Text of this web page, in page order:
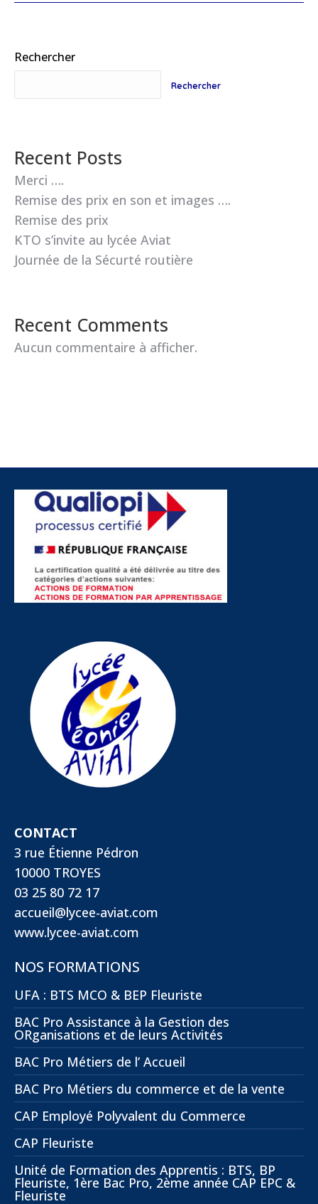
Rechercher
Rechercher
Recent Posts
Merci ….
Remise des prix en son et images ….
Remise des prix
KTO s’invite au lycée Aviat
Journée de la Sécurté routière
Recent Comments
Aucun commentaire à afficher.
CONTACT
3 rue Étienne Pédron
10000 TROYES
03 25 80 72 17
accueil@lycee-aviat.com
www.lycee-aviat.com
NOS FORMATIONS
UFA : BTS MCO & BEP Fleuriste
BAC Pro Assistance à la Gestion des
ORganisations et de leurs Activités
BAC Pro Métiers de l’ Accueil
BAC Pro Métiers du commerce et de la vente
CAP Employé Polyvalent du Commerce
CAP Fleuriste
Unité de Formation des Apprentis : BTS, BP
Fleuriste, 1ère Bac Pro, 2ème année CAP EPC &
Fleuriste